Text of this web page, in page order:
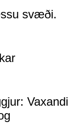
svæði.
Vaxandi